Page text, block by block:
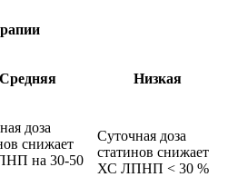
Средняя Низкая
доза
снижает
на 30-50
Суточная доза
статинов снижает
ХС ЛПНП < 30 %